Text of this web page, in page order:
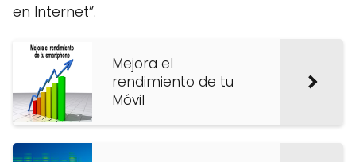
en Internet”.
Mejora el
rendimiento de tu
Móvil